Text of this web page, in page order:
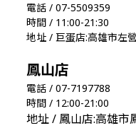
電話 / 07-5509359
時間 / 11:00-21:30
地址 / 巨蛋店:高雄市左
鳳山店
電話 / 07-7197788
時間 / 12:00-21:00
地址 / 鳳山店:高雄市